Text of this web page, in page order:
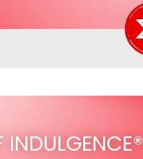
INDULGENCE®